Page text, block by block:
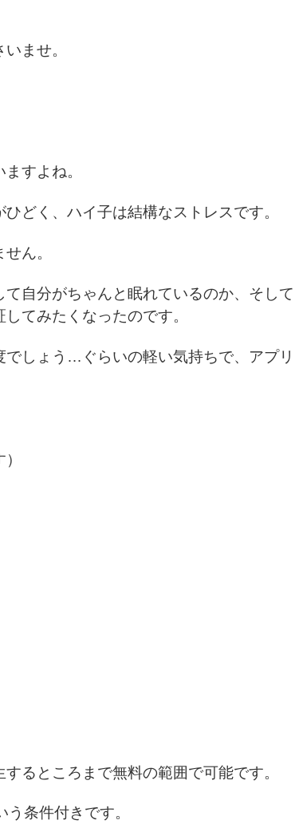
ませ。
すよね。
どく、ハイ子は結構なストレスです。
ん。
自分がちゃんと眠れているのか、そして
てみたくなったのです。
しょう…ぐらいの軽い気持ちで、アプリ
るところまで無料の範囲で可能です。
条件付きです。